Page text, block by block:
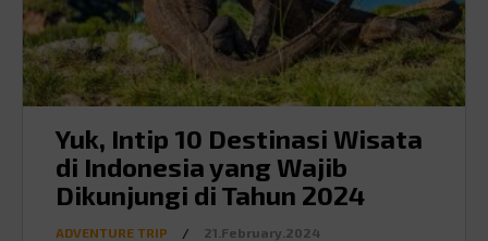
Yuk, Intip 10 Destinasi Wisata
di Indonesia yang Wajib
Dikunjungi di Tahun 2024
ADVENTURE TRIP / 21.February.2024